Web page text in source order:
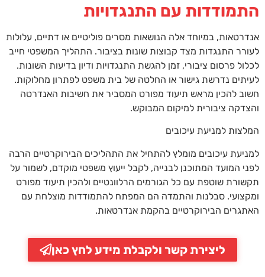
התמודדות עם התנגדויות
אנדרטאות, במיוחד אלה הנושאות מסרים פוליטיים או דתיים, עלולות
לעורר התנגדות מצד קבוצות שונות בציבור. התהליך המשפטי חייב
לכלול פרסום ציבורי, זמן להגשת התנגדויות ודיון בדיעות השונות.
לעיתים נדרשת גישור או החלטה של בית משפט לפתרון מחלוקות.
חשוב להכין מראש תיעוד מפורט המסביר את חשיבות האנדרטה
והצדקה ציבורית למיקום המבוקש.
המלצות למניעת עיכובים
למניעת עיכובים מומלץ להתחיל את התהליכים הבירוקרטיים הרבה
לפני המועד המתוכנן לבנייה, לקבל ייעוץ משפטי מוקדם, לשמור על
תקשורת שוטפת עם כל הגורמים הרלוונטיים ולהכין תיעוד מפורט
ומקצועי. סבלנות והתמדה הם המפתח להתמודדות מוצלחת עם
האתגרים הבירוקרטיים בהקמת אנדרטאות.
ליצירת קשר ולקבלת מידע לחץ כאן